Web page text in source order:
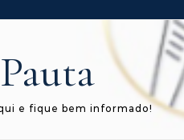
e fique bem informado!